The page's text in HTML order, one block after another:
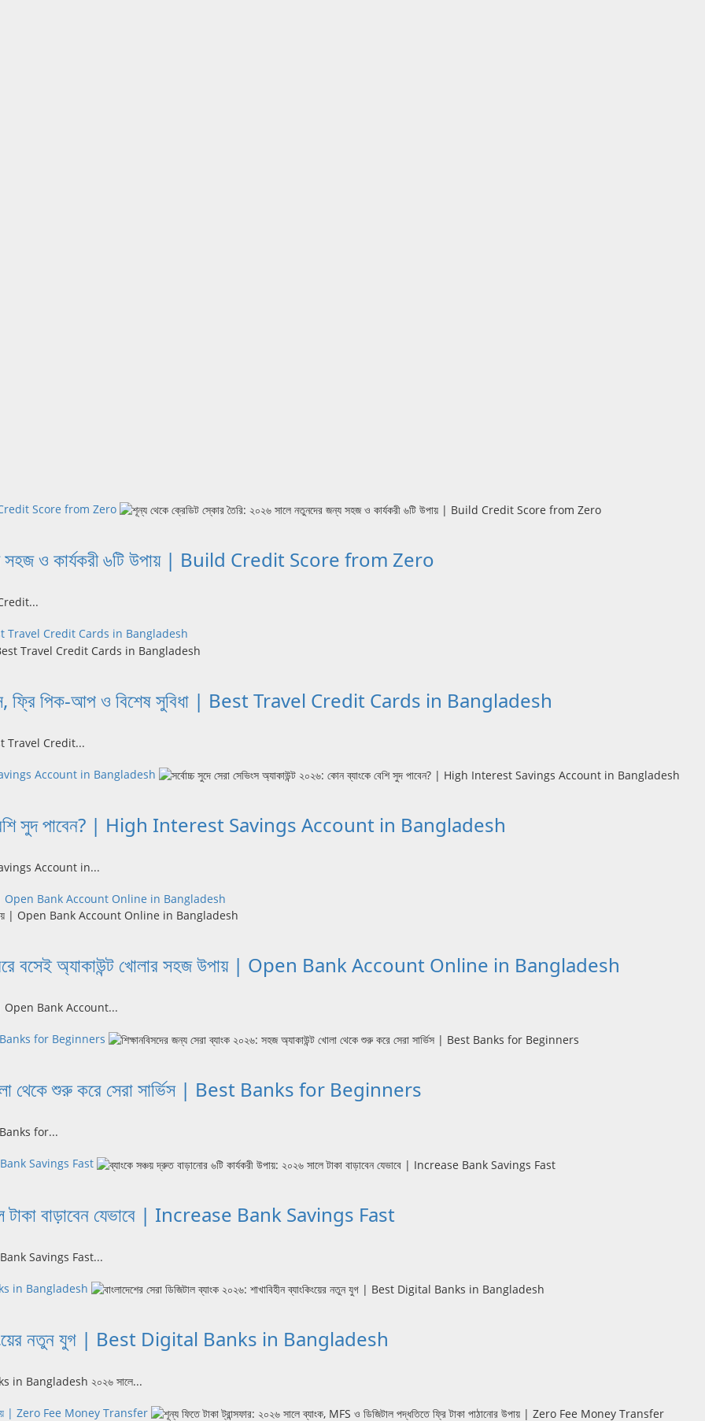
Credit Score from Zero
সহজ ও কার্যকরী ৬টি উপায় | Build Credit Score from Zero
Credit...
| Best Travel Credit Cards in Bangladesh
ফ্রি পিক-আপ ও বিশেষ সুবিধা | Best Travel Credit Cards in Bangladesh
Travel Credit...
Savings Account in Bangladesh
বেশি সুদ পাবেন? | High Interest Savings Account in Bangladesh
Savings Account in...
উপায় | Open Bank Account Online in Bangladesh
ঘরে বসেই অ্যাকাউন্ট খোলার সহজ উপায় | Open Bank Account Online in Bangladesh
| Open Bank Account...
Banks for Beginners
খোলা থেকে শুরু করে সেরা সার্ভিস | Best Banks for Beginners
Banks for...
Bank Savings Fast
টাকা বাড়াবেন যেভাবে | Increase Bank Savings Fast
Bank Savings Fast...
in Bangladesh
নতুন যুগ | Best Digital Banks in Bangladesh
in Bangladesh ২০২৬ সালে...
উপায় | Zero Fee Money Transfer